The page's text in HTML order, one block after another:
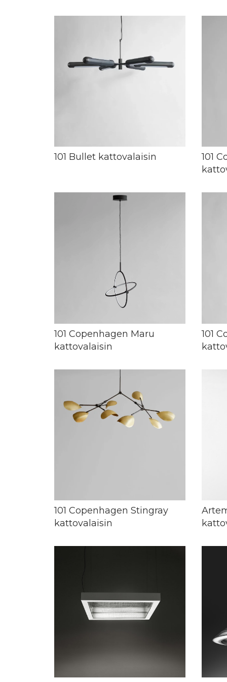
101 Bullet kattovalaisin
101
101 Copenhagen Maru
kattovalaisin
101
101 Copenhagen Stingray
kattovalaisin